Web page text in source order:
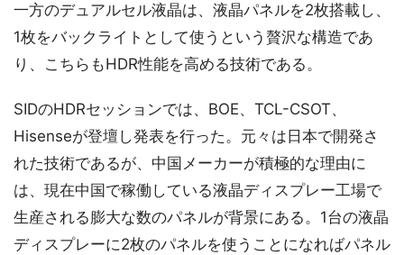
一方のデュアルセル液晶は、液晶パネルを2枚搭載し、
1枚をバックライトとして使うという贅沢な構造であ
り、こちらもHDR性能を高める技術である。
SIDのHDRセッションでは、BOE、TCL-CSOT、
Hisenseが登壇し発表を行った。元々は日本で開発さ
れた技術であるが、中国メーカーが積極的な理由に
は、現在中国で稼働している液晶ディスプレー工場で
生産される膨大な数のパネルが背景にある。1台の液晶
ディスプレーに2枚のパネルを使うことになればパネル